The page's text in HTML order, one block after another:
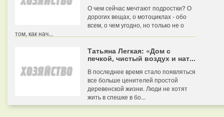
О чем сейчас мечтают подростки? О
дорогих вещах, о мотоциклах - обо
всем, о чем угодно, но только не о
том, как нач...
Татьяна Легкая: «Дом с
печкой, чистый воздух и нат...
В последнее время стало появляться
все больше ценителей простой
деревенской жизни. Люди не хотят
жить в спешке в бо...